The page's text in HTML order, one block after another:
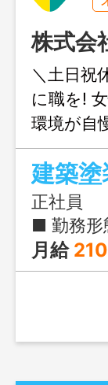
株式会
＼土日祝
に職を!
環境が自
建築
正社員
■ 勤務形態：
月給